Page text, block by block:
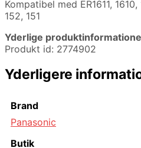
Kompatibel med ER1611, 1610,
152, 151
Yderlige
Produkt id: 2774902
Yderligere
Brand
Panasonic
Butik